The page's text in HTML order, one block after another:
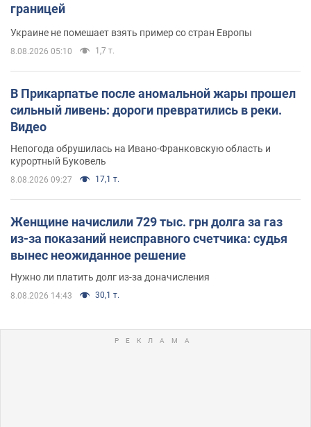
границей
Украине не помешает взять пример со стран Европы
8.08.2026 05:10 1,7 т.
В Прикарпатье после аномальной жары прошел
сильный ливень: дороги превратились в реки.
Видео
Непогода обрушилась на Ивано-Франковскую область и
курортный Буковель
8.08.2026 09:27 17,1 т.
Женщине начислили 729 тыс. грн долга за газ
из-за показаний неисправного счетчика: судья
вынес неожиданное решение
Нужно ли платить долг из-за доначисления
8.08.2026 14:43 30,1 т.